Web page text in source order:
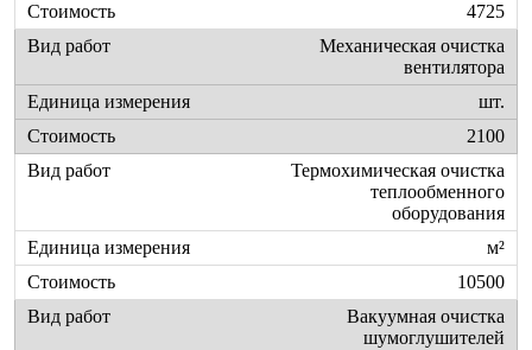
4725
Механическая очистка
вентилятора
шт.
2100
Термохимическая очистка
теплообменного
оборудования
м²
10500
Вакуумная очистка
шумоглушителей